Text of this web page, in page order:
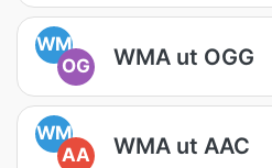
WM
OG
WMA ut OGG
WM
AA
WMA ut AAC